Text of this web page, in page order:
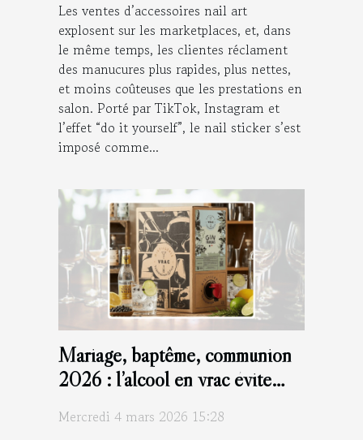
Les ventes d’accessoires nail art
explosent sur les marketplaces, et, dans
le même temps, les clientes réclament
des manucures plus rapides, plus nettes,
et moins coûteuses que les prestations en
salon. Porté par TikTok, Instagram et
l’effet “do it yourself”, le nail sticker s’est
imposé comme...
Mariage, baptême, communion
2026 : l’alcool en vrac évite
Mercredi 4 mars 2026 15:28